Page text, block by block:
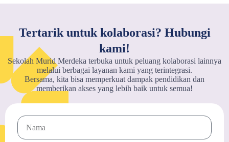
Tertarik untuk kolaborasi? Hubungi
kami!
Sekolah Murid Merdeka terbuka untuk peluang kolaborasi lainnya
melalui berbagai layanan kami yang terintegrasi.
Bersama, kita bisa memperkuat dampak pendidikan dan
memberikan akses yang lebih baik untuk semua!